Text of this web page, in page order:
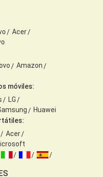
Acer
Amazon
móviles:
LG
Huawei
Acer